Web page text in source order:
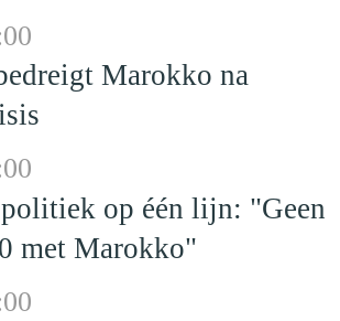
Marokko na
politiek op één lijn: "Geen
met Marokko"